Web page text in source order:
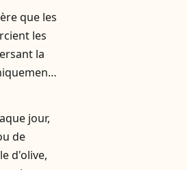
que les
les
la
jour,
de
d'olive,